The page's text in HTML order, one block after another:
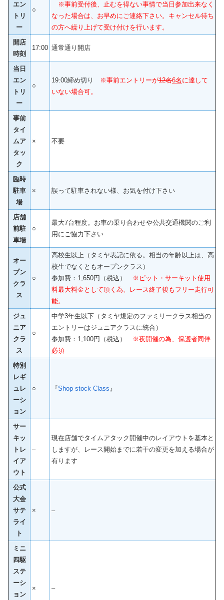
エン
トリ
ー
○
※事前受付後、止むを得ない事情で当日参加出来なく
なった場合は、お早めにご連絡下さい。キャンセル待ち
の方へ繰り上げて受け付けを行います。
開店
時刻
17:00 通常通り開店
当日
エン
トリ
ー
○
19:00締め切り ※事前エントリーが12名6名 に達して
いない場合可。
事前
タイ
ムア
タッ
ク
× 不要
臨時
駐車
場
× 誤って駐車されない様、お気を付け下さい
店舗
前駐
車場
○
最大7台程度。お車の乗り合わせや公共交通機関のご利
用にご協力下さい
オー
プン
クラ
ス
○
高校生以上（タミヤ表記に依る。相当の年齢以上は、高
校生でなくともオープンクラス）
参加費：1,650円（税込）
※ピット・サーキット使用
料最大料金として頂く為、レース終了後もフリー走行可
能。
ジュ
ニア
クラ
ス
○
中学3年生以下（タミヤ規定のファミリークラス相当の
エントリーはジュニアクラスに統合）
参加費：1,100円（税込）
※夜開催の為、 保護者同伴
必須
特別
レギ
ュレ
ーシ
ョン
○ 『Shop stock Class』
サー
キッ
トレ
イア
ウト
–
現在店舗でタイムアタック開催中のレイアウトを基本と
しますが、レース開始までに若干の変更を加える場合が
有ります
公式
大会
サテ
ライ
ト
× –
ミニ
四駆
ステ
ーシ
ョン
× –